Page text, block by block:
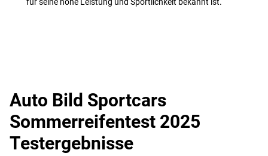
Auto Bild Sportcars
Sommerreifentest 2025
Testergebnisse